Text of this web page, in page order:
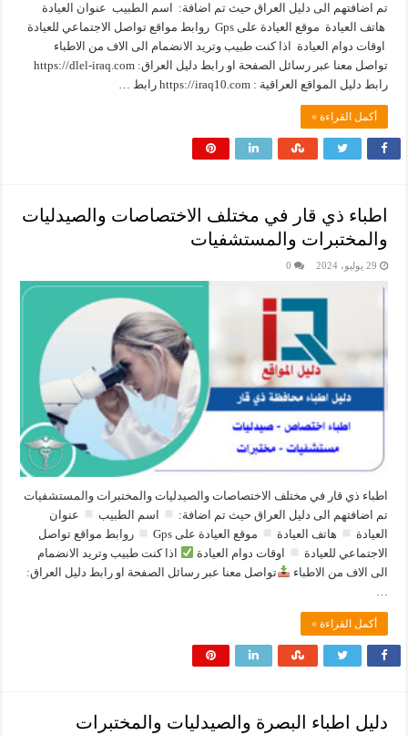
تم اضافتهم الى دليل العراق حيث تم اضافة: اسم الطبيب عنوان العيادة
هاتف العيادة موقع العيادة على Gps روابط مواقع تواصل الاجتماعي للعيادة
اوقات دوام العيادة اذا كنت طبيب وتريد الانضمام الى الاف من الاطباء
تواصل معنا عبر رسائل الصفحة او رابط دليل العراق: ‏https://dlel-iraq.com
رابط دليل المواقع العراقية : ‏https://iraq10.com رابط …
أكمل القراءة »
اطباء ذي قار في مختلف الاختصاصات والصيدليات
والمختبرات والمستشفيات
29 يوليو، 2024 0
اطباء ذي قار في مختلف الاختصاصات والصيدليات والمختبرات والمستشفيات
تم اضافتهم الى دليل العراق حيث تم اضافة:
اسم الطبيب
عنوان
العيادة
هاتف العيادة موقع العيادة على Gps
روابط مواقع تواصل
الاجتماعي للعيادة
اوقات دوام العيادة
اذا كنت طبيب وتريد الانضمام
الى الاف من الاطباء
تواصل معنا عبر رسائل الصفحة او رابط دليل العراق:
…
أكمل القراءة »
دليل اطباء البصرة والصيدليات والمختبرات